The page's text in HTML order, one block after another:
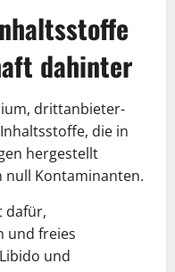
dahinter
drittanbieter-
die in
hergestellt
null Kontaminanten.
dafür,
und freies
und